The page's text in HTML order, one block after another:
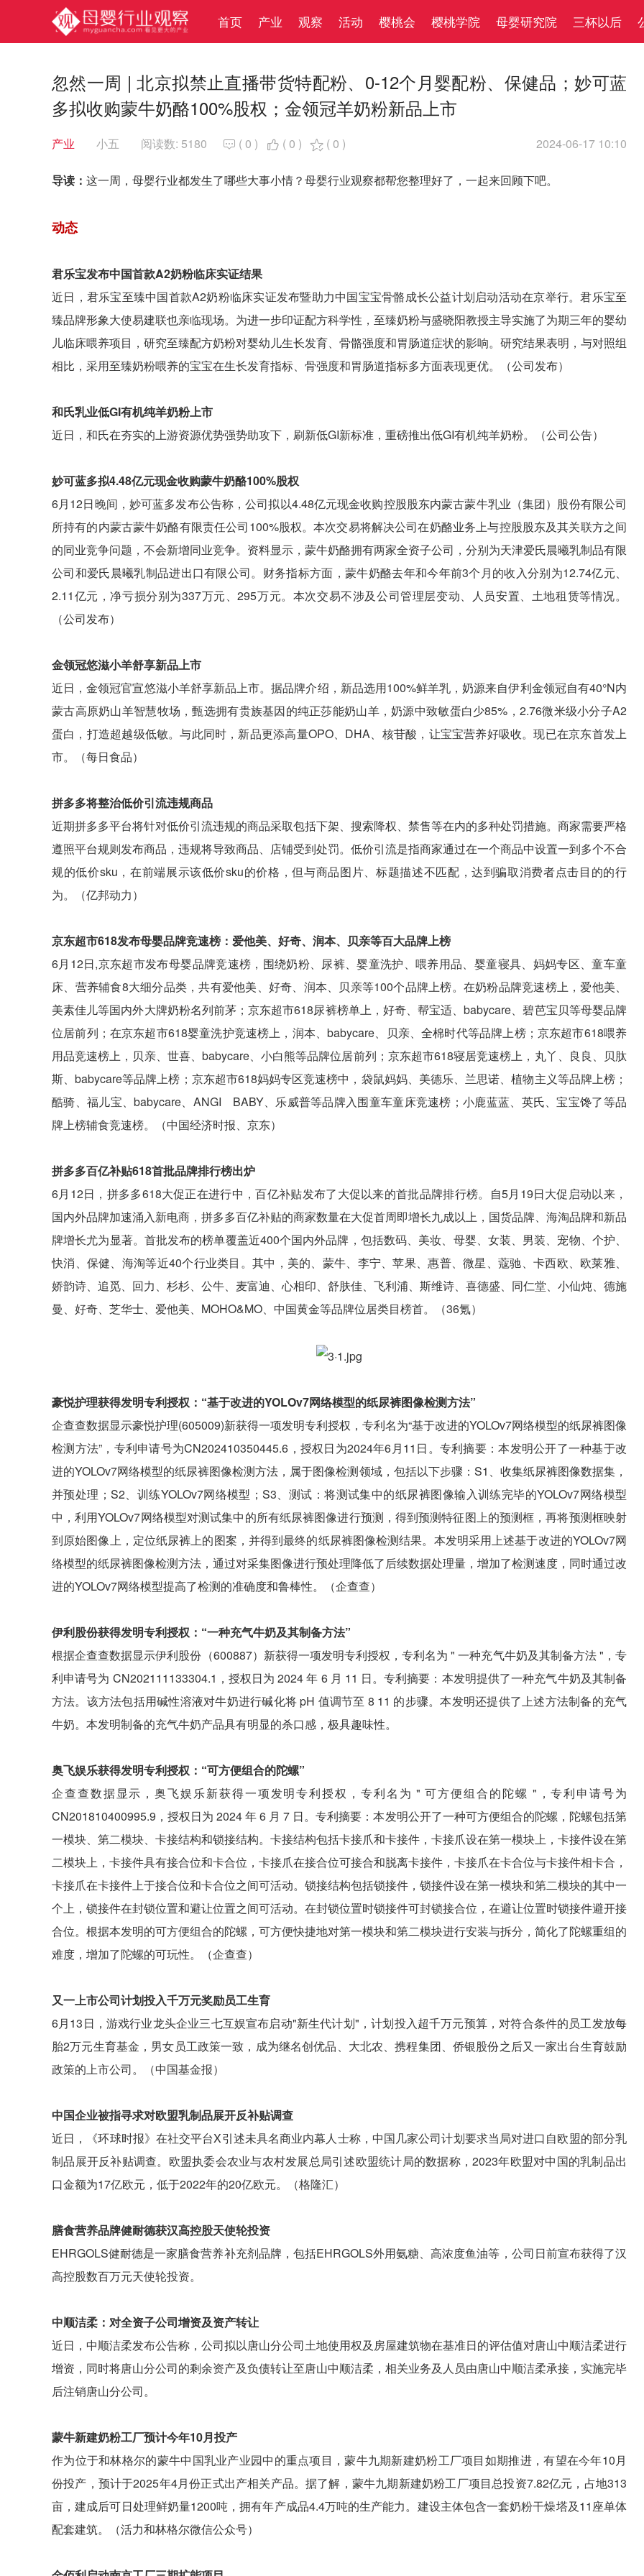
首页 产业 观察 活动 樱桃会 樱桃学院 母婴研究院 三杯以后
忽然一周 | 北京拟禁止直播带货特配粉、0-12个月婴配粉、保健品；妙可蓝
多拟收购蒙牛奶酪100%股权；金领冠羊奶粉新品上市
产业 小五 阅读数: 5180  (0 )  (0 )  (0 ) 2024-06-17 10:10
导读： 这一周，母婴行业都发生了哪些大事小情？母婴行业观察都帮您整理好了，一起来回顾下吧。
动态
君乐宝发布中国首款A2奶粉临床实证结果
近日，君乐宝至臻中国首款A2奶粉临床实证发布暨助力中国宝宝骨骼成长公益计划启动活动在京举行。君乐宝至
臻品牌形象大使易建联也亲临现场。为进一步印证配方科学性，至臻奶粉与盛晓阳教授主导实施了为期三年的婴幼
儿临床喂养项目，研究至臻配方奶粉对婴幼儿生长发育、骨骼强度和胃肠道症状的影响。研究结果表明，与对照组
相比，采用至臻奶粉喂养的宝宝在生长发育指标、骨强度和胃肠道指标多方面表现更优。（公司发布）
和氏乳业低GI有机纯羊奶粉上市
近日，和氏在夯实的上游资源优势强势助攻下，刷新低GI新标准，重磅推出低GI有机纯羊奶粉。（公司公告）
妙可蓝多拟4.48亿元现金收购蒙牛奶酪100%股权
6月12日晚间，妙可蓝多发布公告称，公司拟以4.48亿元现金收购控股股东内蒙古蒙牛乳业（集团）股份有限公司
所持有的内蒙古蒙牛奶酪有限责任公司100%股权。本次交易将解决公司在奶酪业务上与控股股东及其关联方之间
的同业竞争问题，不会新增同业竞争。资料显示，蒙牛奶酪拥有两家全资子公司，分别为天津爱氏晨曦乳制品有限
公司和爱氏晨曦乳制品进出口有限公司。财务指标方面，蒙牛奶酪去年和今年前3个月的收入分别为12.74亿元、
2.11亿元，净亏损分别为337万元、295万元。本次交易不涉及公司管理层变动、人员安置、土地租赁等情况。
（公司发布）
金领冠悠滋小羊舒享新品上市
近日，金领冠官宣悠滋小羊舒享新品上市。据品牌介绍，新品选用100%鲜羊乳，奶源来自伊利金领冠自有40°N内
蒙古高原奶山羊智慧牧场，甄选拥有贵族基因的纯正莎能奶山羊，奶源中致敏蛋白少85%，2.76微米级小分子A2
蛋白，打造超越级低敏。与此同时，新品更添高量OPO、DHA、核苷酸，让宝宝营养好吸收。现已在京东首发上
市。（每日食品）
拼多多将整治低价引流违规商品
近期拼多多平台将针对低价引流违规的商品采取包括下架、搜索降权、禁售等在内的多种处罚措施。商家需要严格
遵照平台规则发布商品，违规将导致商品、店铺受到处罚。低价引流是指商家通过在一个商品中设置一到多个不合
规的低价sku，在前端展示该低价sku的价格，但与商品图片、标题描述不匹配，达到骗取消费者点击目的的行
为。（亿邦动力）
京东超市618发布母婴品牌竞速榜：爱他美、好奇、润本、贝亲等百大品牌上榜
6月12日,京东超市发布母婴品牌竞速榜，围绕奶粉、尿裤、婴童洗护、喂养用品、婴童寝具、妈妈专区、童车童
床、营养辅食8大细分品类，共有爱他美、好奇、润本、贝亲等100个品牌上榜。在奶粉品牌竞速榜上，爱他美、
美素佳儿等国内外大牌奶粉名列前茅；京东超市618尿裤榜单上，好奇、帮宝适、babycare、碧芭宝贝等母婴品牌
位居前列；在京东超市618婴童洗护竞速榜上，润本、babycare、贝亲、全棉时代等品牌上榜；京东超市618喂养
用品竞速榜上，贝亲、世喜、babycare、小白熊等品牌位居前列；京东超市618寝居竞速榜上，丸丫、良良、贝肽
斯、babycare等品牌上榜；京东超市618妈妈专区竞速榜中，袋鼠妈妈、美德乐、兰思诺、植物主义等品牌上榜；
酷骑、福儿宝、babycare、ANGI BABY、乐威普等品牌入围童车童床竞速榜；小鹿蓝蓝、英氏、宝宝馋了等品
牌上榜辅食竞速榜。（中国经济时报、京东）
拼多多百亿补贴618首批品牌排行榜出炉
6月12日，拼多多618大促正在进行中，百亿补贴发布了大促以来的首批品牌排行榜。自5月19日大促启动以来，
国内外品牌加速涌入新电商，拼多多百亿补贴的商家数量在大促首周即增长九成以上，国货品牌、海淘品牌和新品
牌增长尤为显著。首批发布的榜单覆盖近400个国内外品牌，包括数码、美妆、母婴、女装、男装、宠物、个护、
快消、保健、海淘等近40个行业类目。其中，美的、蒙牛、李宁、苹果、惠普、微星、蔻驰、卡西欧、欧莱雅、
娇韵诗、追觅、回力、杉杉、公牛、麦富迪、心相印、舒肤佳、飞利浦、斯维诗、喜德盛、同仁堂、小仙炖、德施
曼、好奇、芝华士、爱他美、MOHO&MO、中国黄金等品牌位居类目榜首。（36氪）
豪悦护理获得发明专利授权：“基于改进的YOLOv7网络模型的纸尿裤图像检测方法”
企查查数据显示豪悦护理(605009)新获得一项发明专利授权，专利名为“基于改进的YOLOv7网络模型的纸尿裤图像
检测方法”，专利申请号为CN202410350445.6，授权日为2024年6月11日。专利摘要：本发明公开了一种基于改
进的YOLOv7网络模型的纸尿裤图像检测方法，属于图像检测领域，包括以下步骤：S1、收集纸尿裤图像数据集，
并预处理；S2、训练YOLOv7网络模型；S3、测试：将测试集中的纸尿裤图像输入训练完毕的YOLOv7网络模型
中，利用YOLOv7网络模型对测试集中的所有纸尿裤图像进行预测，得到预测特征图上的预测框，再将预测框映射
到原始图像上，定位纸尿裤上的图案，并得到最终的纸尿裤图像检测结果。本发明采用上述基于改进的YOLOv7网
络模型的纸尿裤图像检测方法，通过对采集图像进行预处理降低了后续数据处理量，增加了检测速度，同时通过改
进的YOLOv7网络模型提高了检测的准确度和鲁棒性。（企查查）
伊利股份获得发明专利授权：“一种充气牛奶及其制备方法”
根据企查查数据显示伊利股份（600887）新获得一项发明专利授权，专利名为 " 一种充气牛奶及其制备方法 "，专
利申请号为 CN202111133304.1，授权日为 2024 年 6 月 11 日。专利摘要：本发明提供了一种充气牛奶及其制备
方法。该方法包括用碱性溶液对牛奶进行碱化将 pH 值调节至 8 11 的步骤。本发明还提供了上述方法制备的充气
牛奶。本发明制备的充气牛奶产品具有明显的杀口感，极具趣味性。
奥飞娱乐获得发明专利授权：“可方便组合的陀螺”
企查查数据显示，奥飞娱乐新获得一项发明专利授权，专利名为 " 可方便组合的陀螺 "，专利申请号为
CN201810400995.9，授权日为 2024 年 6 月 7 日。专利摘要：本发明公开了一种可方便组合的陀螺，陀螺包括第
一模块、第二模块、卡接结构和锁接结构。卡接结构包括卡接爪和卡接件，卡接爪设在第一模块上，卡接件设在第
二模块上，卡接件具有接合位和卡合位，卡接爪在接合位可接合和脱离卡接件，卡接爪在卡合位与卡接件相卡合，
卡接爪在卡接件上于接合位和卡合位之间可活动。锁接结构包括锁接件，锁接件设在第一模块和第二模块的其中一
个上，锁接件在封锁位置和避让位置之间可活动。在封锁位置时锁接件可封锁接合位，在避让位置时锁接件避开接
合位。根据本发明的可方便组合的陀螺，可方便快捷地对第一模块和第二模块进行安装与拆分，简化了陀螺重组的
难度，增加了陀螺的可玩性。（企查查）
又一上市公司计划投入千万元奖励员工生育
6月13日，游戏行业龙头企业三七互娱宣布启动"新生代计划"，计划投入超千万元预算，对符合条件的员工发放每
胎2万元生育基金，男女员工政策一致，成为继名创优品、大北农、携程集团、侨银股份之后又一家出台生育鼓励
政策的上市公司。（中国基金报）
中国企业被指寻求对欧盟乳制品展开反补贴调查
近日，《环球时报》在社交平台X引述未具名商业内幕人士称，中国几家公司计划要求当局对进口自欧盟的部分乳
制品展开反补贴调查。欧盟执委会农业与农村发展总局引述欧盟统计局的数据称，2023年欧盟对中国的乳制品出
口金额为17亿欧元，低于2022年的20亿欧元。（格隆汇）
膳食营养品牌健耐德获汉高控股天使轮投资
EHRGOLS健耐德是一家膳食营养补充剂品牌，包括EHRGOLS外用氨糖、高浓度鱼油等，公司日前宣布获得了汉
高控股数百万元天使轮投资。
中顺洁柔：对全资子公司增资及资产转让
近日，中顺洁柔发布公告称，公司拟以唐山分公司土地使用权及房屋建筑物在基准日的评估值对唐山中顺洁柔进行
增资，同时将唐山分公司的剩余资产及负债转让至唐山中顺洁柔，相关业务及人员由唐山中顺洁柔承接，实施完毕
后注销唐山分公司。
蒙牛新建奶粉工厂预计今年10月投产
作为位于和林格尔的蒙牛中国乳业产业园中的重点项目，蒙牛九期新建奶粉工厂项目如期推进，有望在今年10月
份投产，预计于2025年4月份正式出产相关产品。据了解，蒙牛九期新建奶粉工厂项目总投资7.82亿元，占地313
亩，建成后可日处理鲜奶量1200吨，拥有年产成品4.4万吨的生产能力。建设主体包含一套奶粉干燥塔及11座单体
配套建筑。（活力和林格尔微信公众号）